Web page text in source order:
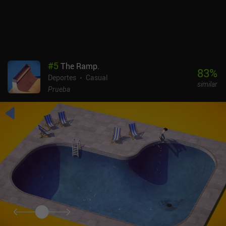
#5 The Ramp.
Deportes
Casual
Prueba
83%
similar